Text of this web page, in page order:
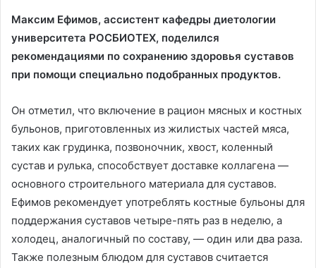
Максим Ефимов, ассистент кафедры диетологии
университета РОСБИОТЕХ, поделился
рекомендациями по сохранению здоровья суставов
при помощи специально подобранных продуктов.
Он отметил, что включение в рацион мясных и костных
бульонов, приготовленных из жилистых частей мяса,
таких как грудинка, позвоночник, хвост, коленный
сустав и рулька, способствует доставке коллагена —
основного строительного материала для суставов.
Ефимов рекомендует употреблять костные бульоны для
поддержания суставов четыре-пять раз в неделю, а
холодец, аналогичный по составу, — один или два раза.
Также полезным блюдом для суставов считается